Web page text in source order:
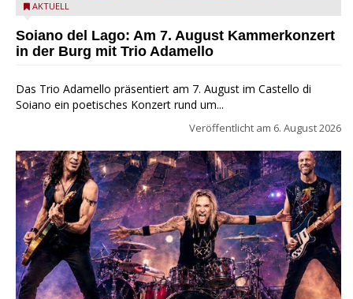
Trio Adamello
AKTUELL
Soiano del Lago: Am 7. August Kammerkonzert
in der Burg mit Trio Adamello
Das Trio Adamello präsentiert am 7. August im Castello di
Soiano ein poetisches Konzert rund um...
Veröffentlicht am 6. August 2026